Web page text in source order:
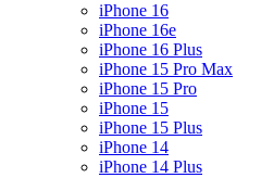
iPhone 16
iPhone 16e
iPhone 16 Plus
iPhone 15 Pro Max
iPhone 15 Pro
iPhone 15
iPhone 15 Plus
iPhone 14
iPhone 14 Plus